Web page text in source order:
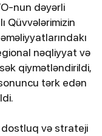
nun dəyərli
Qüvvələrimizin
nəqliyyat və
qiymətləndirildi,
sonuncu tərk edən
dostluq və strateji